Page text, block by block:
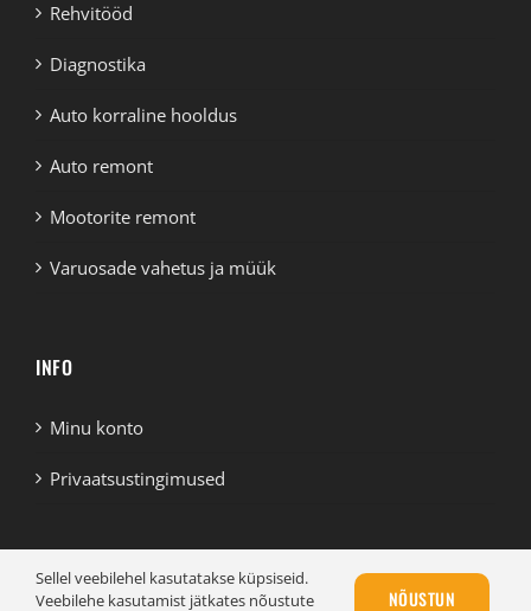
Rehvitööd
Diagnostika
Auto korraline hooldus
Auto remont
Mootorite remont
Varuosade vahetus ja müük
INFO
Minu konto
Privaatsustingimused
Sellel veebilehel kasutatakse küpsiseid.
Veebilehe kasutamist jätkates nõustute
NÕUSTUN